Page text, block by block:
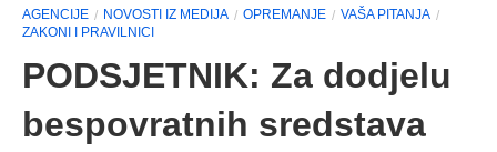
AGENCIJE NOVOSTI IZ MEDIJA OPREMANJE
VAŠA PITANJA
ZAKONI I PRAVILNICI
PODSJETNIK: Za dodjelu
bespovratnih sredstava